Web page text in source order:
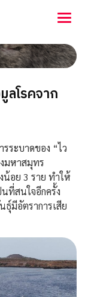
ลโรคจาก
ะบาดของ “ไว
มหาสมุทร
อย 3 ราย ทำให้
ที่สนใจอีกครั้ง
มีอัตราการเสีย